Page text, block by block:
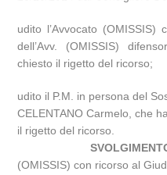
udito l’Avvocato (OMISSIS)
dell’Avv. (OMISSIS)
chiesto il rigetto del ricorso;
udito il P.M. in persona del
CELENTANO Carmelo, che
il rigetto del ricorso.
(OMISSIS) con ricorso al